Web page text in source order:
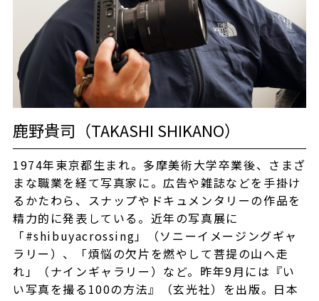
鹿野貴司（TAKASHI SHIKANO）
1974年東京都生まれ。多摩美術大学卒業後、さまざ
まな職業を経て写真家に。広告や雑誌などを手掛け
るかたわら、スナップやドキュメンタリーの作品を
精力的に発表している。近年の写真展に
「#shibuyacrossing」（ソニーイメージングギャ
ラリー）、「煩悩の欠片を燃やして菩提の山へ走
れ」（ナインギャラリー）など。昨年9月には『い
い写真を撮る100の方法』（玄光社）を出版。日本